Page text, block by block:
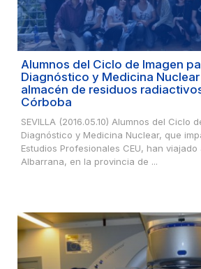
Alumnos del Ciclo de Imagen
Diagnóstico y Medicina
almacén de residuos radiactivos
Córboba
SEVILLA (2016.05.10) Alumnos del Ciclo
Diagnóstico y Medicina Nuclear, que
Estudios Profesionales CEU, han
Albarrana, en la provincia de ...